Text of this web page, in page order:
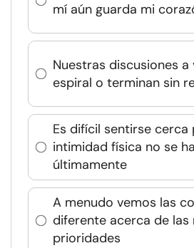
mí aún guarda mi
Nuestras discusiones a
espiral o terminan sin
Es difícil sentirse
intimidad física no se
últimamente
A menudo vemos las
diferente acerca de las
prioridades